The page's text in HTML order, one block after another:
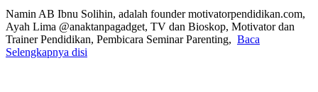
Namin AB Ibnu Solihin, adalah founder motivatorpendidikan.com,
Ayah Lima @anaktanpagadget, TV dan Bioskop, Motivator dan
Trainer Pendidikan, Pembicara Seminar Parenting, Baca
Selengkapnya disi